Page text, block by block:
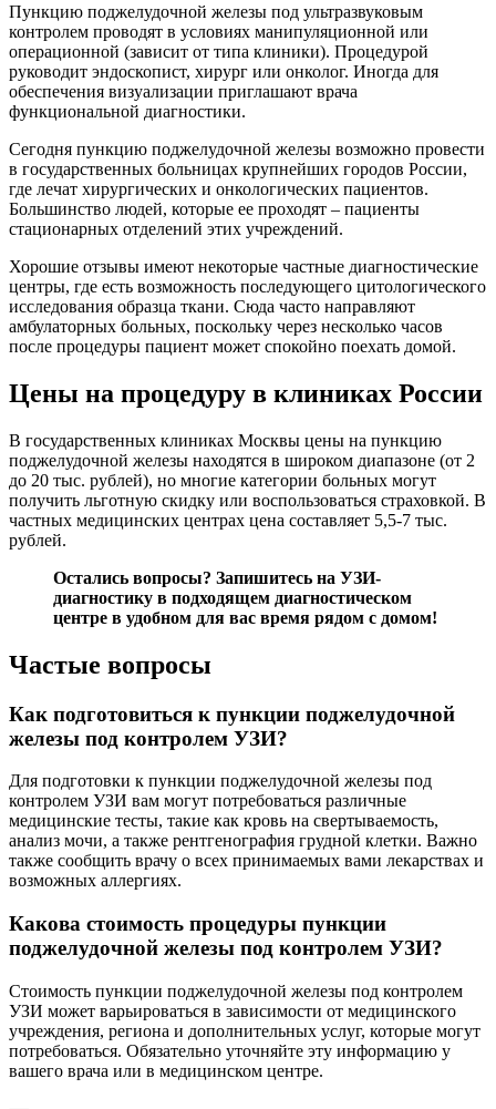
Пункцию поджелудочной железы под ультразвуковым
контролем проводят в условиях манипуляционной или
операционной (зависит от типа клиники). Процедурой
руководит эндоскопист, хирург или онколог. Иногда для
обеспечения визуализации приглашают врача
функциональной диагностики.
Сегодня пункцию поджелудочной железы возможно провести
в государственных больницах крупнейших городов России,
где лечат хирургических и онкологических пациентов.
Большинство людей, которые ее проходят – пациенты
стационарных отделений этих учреждений.
Хорошие отзывы имеют некоторые частные диагностические
центры, где есть возможность последующего цитологического
исследования образца ткани. Сюда часто направляют
амбулаторных больных, поскольку через несколько часов
после процедуры пациент может спокойно поехать домой.
Цены на процедуру в клиниках России
В государственных клиниках Москвы цены на пункцию
поджелудочной железы находятся в широком диапазоне (от 2
до 20 тыс. рублей), но многие категории больных могут
получить льготную скидку или воспользоваться страховкой. В
частных медицинских центрах цена составляет 5,5-7 тыс.
рублей.
Остались вопросы? Запишитесь на УЗИ-
диагностику в подходящем диагностическом
центре в удобном для вас время рядом с домом!
Частые вопросы
Как подготовиться к пункции поджелудочной
железы под контролем УЗИ?
Для подготовки к пункции поджелудочной железы под
контролем УЗИ вам могут потребоваться различные
медицинские тесты, такие как кровь на свертываемость,
анализ мочи, а также рентгенография грудной клетки. Важно
также сообщить врачу о всех принимаемых вами лекарствах и
возможных аллергиях.
Какова стоимость процедуры пункции
поджелудочной железы под контролем УЗИ?
Стоимость пункции поджелудочной железы под контролем
УЗИ может варьироваться в зависимости от медицинского
учреждения, региона и дополнительных услуг, которые могут
потребоваться. Обязательно уточняйте эту информацию у
вашего врача или в медицинском центре.